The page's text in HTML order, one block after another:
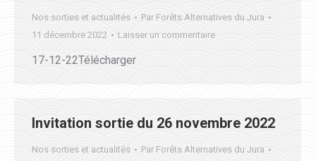
Nos sorties et actualités Par Forêts Alternatives du Jura
11 décembre 2022
Laisser un commentaire
17-12-22Télécharger
Invitation sortie du 26 novembre 2022
Nos sorties et actualités Par Forêts Alternatives du Jura